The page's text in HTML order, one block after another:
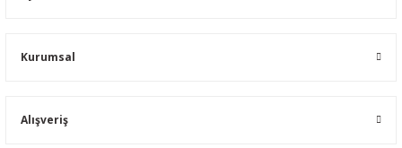
Kurumsal
Alışveriş